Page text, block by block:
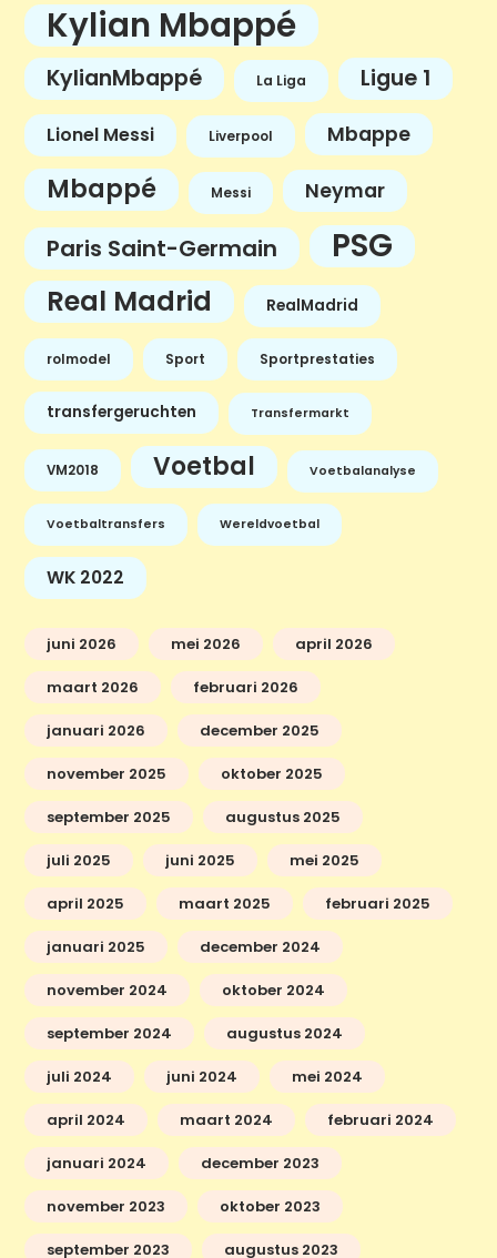
Kylian Mbappé
KylianMbappé La Liga Ligue 1
Lionel Messi Liverpool Mbappe
Mbappé Messi Neymar
Paris Saint-Germain PSG
Real Madrid RealMadrid
rolmodel Sport Sportprestaties
transfergeruchten Transfermarkt
VM2018 Voetbal Voetbalanalyse
Voetbaltransfers Wereldvoetbal
WK 2022
juni 2026 mei 2026 april 2026
maart 2026 februari 2026
januari 2026 december 2025
november 2025 oktober 2025
september 2025 augustus 2025
juli 2025 juni 2025 mei 2025
april 2025 maart 2025 februari 2025
januari 2025 december 2024
november 2024 oktober 2024
september 2024 augustus 2024
juli 2024 juni 2024 mei 2024
april 2024 maart 2024 februari 2024
januari 2024 december 2023
november 2023 oktober 2023
september 2023 augustus 2023